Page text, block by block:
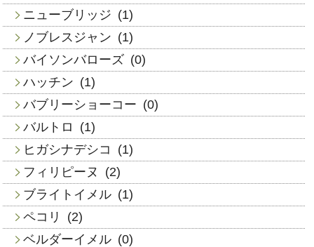
ニューブリッジ (1)
ノブレスジャン (1)
バイソンバローズ (0)
ハッチン (1)
バブリーショーコー (0)
バルトロ
(1)
ヒガシナデシコ
(1)
フィリピーヌ
(2)
ブライトイメル (1)
ペコリ
(2)
ベルダーイメル (0)